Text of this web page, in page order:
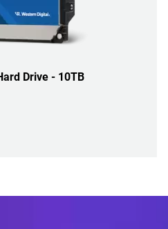
Drive - 10TB